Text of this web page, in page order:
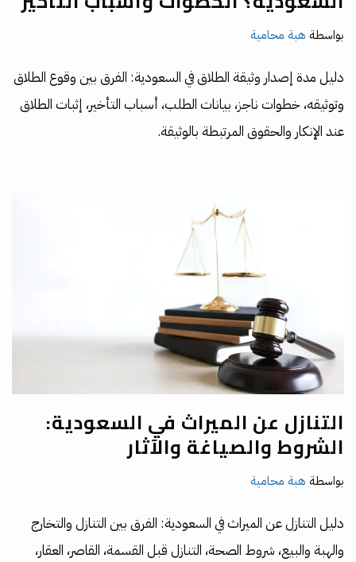
بواسطة هبة محامية
دليل مدة إصدار وثيقة الطلاق في السعودية: الفرق بين وقوع الطلاق
وتوثيقه، خطوات ناجز، بيانات الطلب، أسباب التأخير، إثبات الطلاق
عند الإنكار والحقوق المرتبطة بالوثيقة.
التنازل عن الميراث في السعودية:
الشروط والصياغة والآثار
بواسطة هبة محامية
دليل التنازل عن الميراث في السعودية: الفرق بين التنازل والتخارج
والهبة والبيع، شروط الصحة، التنازل قبل القسمة، القاصر، العقار،